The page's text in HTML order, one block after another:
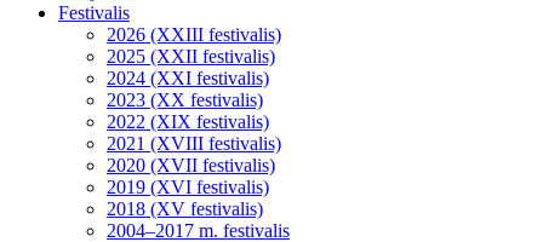
Festivalis
2026 (XXIII festivalis)
2025 (XXII festivalis)
2024 (XXI festivalis)
2023 (XX festivalis)
2022 (XIX festivalis)
2021 (XVIII festivalis)
2020 (XVII festivalis)
2019 (XVI festivalis)
2018 (XV festivalis)
2004–2017 m. festivalis